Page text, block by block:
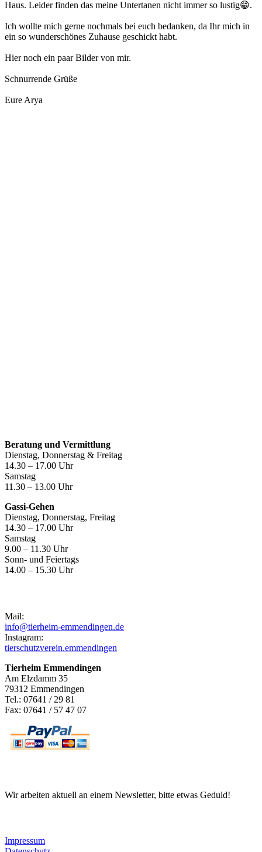
Haus. Leider finden das meine Untertanen nicht immer so lustig😁.
Ich wollte mich gerne nochmals bei euch bedanken, da Ihr mich in
ein so wunderschönes Zuhause geschickt habt.
Hier noch ein paar Bilder von mir.
Schnurrende Grüße
Eure Arya
Beratung und Vermittlung
Dienstag, Donnerstag & Freitag
14.30 – 17.00 Uhr
Samstag
11.30 – 13.00 Uhr
Gassi-Gehen
Dienstag, Donnerstag, Freitag
14.30 – 17.00 Uhr
Samstag
9.00 – 11.30 Uhr
Sonn- und Feiertags
14.00 – 15.30 Uhr
Mail:
info@tierheim-emmendingen.de
Instagram:
tierschutzverein.emmendingen
Tierheim Emmendingen
Am Elzdamm 35
79312 Emmendingen
Tel.: 07641 / 29 81
Fax: 07641 / 57 47 07
Wir arbeiten aktuell an einem Newsletter, bitte etwas Geduld!
Impressum